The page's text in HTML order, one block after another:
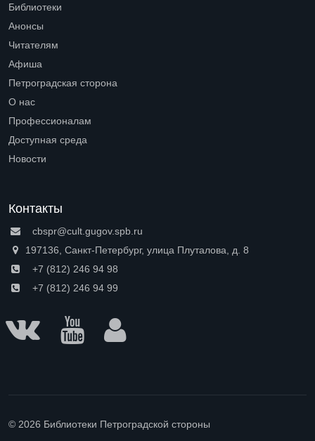
Библиотеки
Анонсы
Читателям
Афиша
Петроградская сторона
О нас
Профессионалам
Доступная среда
Новости
Контакты
cbspr@cult.gugov.spb.ru
197136, Санкт-Петербург, улица Плуталова, д. 8
+7 (812) 246 94 98
+7 (812) 246 94 99
© 2026 Библиотеки Петроградской стороны